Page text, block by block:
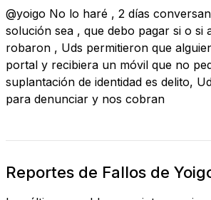
@yoigo No lo haré , 2 días
solución sea , que debo pagar si o si
robaron , Uds permitieron que
portal y recibiera un móvil que no
suplantación de identidad es delito,
para denunciar y nos cobran
Reportes de Fallos de